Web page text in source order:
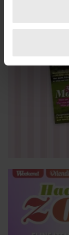
op
verwerkt en
intrekken in de
We gebruiken
en om ons
informatie over
partners voor
verzameld op
gaat akkoord
gebruiken.